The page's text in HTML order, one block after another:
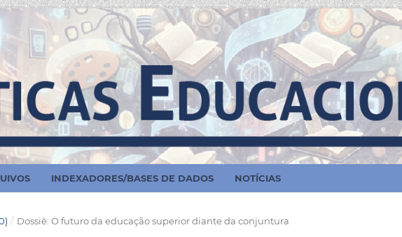
INDEXADORES/BASES DE DADOS NOTÍCIAS
/ Dossiê: O futuro da educação superior diante da conjuntura